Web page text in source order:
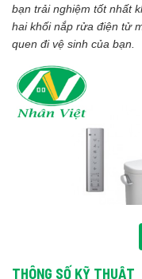
bạn trải nghiệm tốt nhất
hai khối nắp rửa điện tử
quen đi vệ sinh của bạn.
THÔNG SỐ KỸ THUẬT